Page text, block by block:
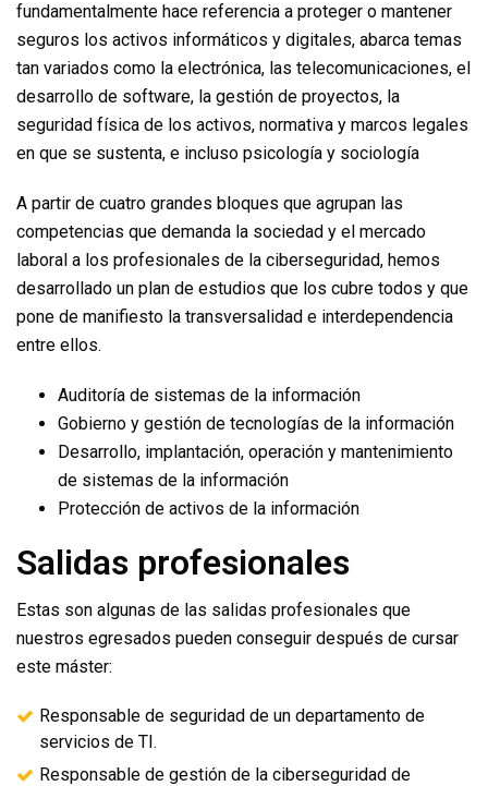
fundamentalmente hace referencia a proteger o mantener
seguros los activos informáticos y digitales, abarca temas
tan variados como la electrónica, las telecomunicaciones, el
desarrollo de software, la gestión de proyectos, la
seguridad física de los activos, normativa y marcos legales
en que se sustenta, e incluso psicología y sociología
A partir de cuatro grandes bloques que agrupan las
competencias que demanda la sociedad y el mercado
laboral a los profesionales de la ciberseguridad, hemos
desarrollado un plan de estudios que los cubre todos y que
pone de manifiesto la transversalidad e interdependencia
entre ellos.
Auditoría de sistemas de la información
Gobierno y gestión de tecnologías de la información
Desarrollo, implantación, operación y mantenimiento
de sistemas de la información
Protección de activos de la información
Salidas profesionales
Estas son algunas de las salidas profesionales que
nuestros egresados pueden conseguir después de cursar
este máster:
Responsable de seguridad de un departamento de
servicios de TI.
Responsable de gestión de la ciberseguridad de